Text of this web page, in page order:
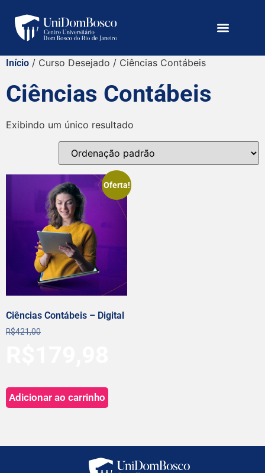
Início / Curso Desejado / Ciências Contábeis
Ciências Contábeis
Exibindo um único resultado
Oferta!
Ciências Contábeis – Digital
R$421,00
Adicionar ao carrinho